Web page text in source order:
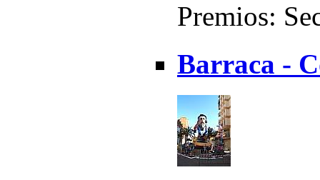
Premios:
Barraca -